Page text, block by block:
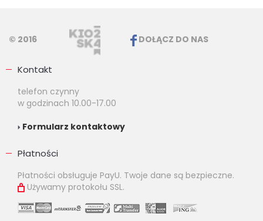
© 2016 DOŁĄCZ DO NAS
Kontakt
telefon czynny
w godzinach 10.00-17.00
Formularz kontaktowy
Płatności
Płatności obsługuje PayU. Twoje dane są bezpieczne.
Używamy protokołu SSL.